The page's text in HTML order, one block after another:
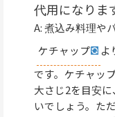
代用になりま
A: 煮込み料理や
ケチャップ
よ
です。ケチャッ
大さじ2を目安
いでしょう。た